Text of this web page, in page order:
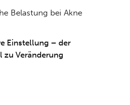
Belastung bei Akne
Einstellung – der
zu Veränderung